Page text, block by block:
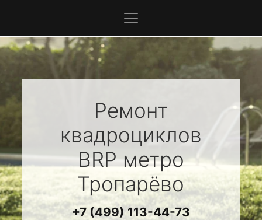
Ремонт
квадроциклов
BRP метро
Тропарёво
+7 (499) 113-44-73